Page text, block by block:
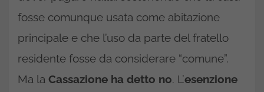
fosse comunque usata come abitazione
principale e che l’uso da parte del fratello
residente fosse da considerare “comune”.
Ma la Cassazione ha detto no. L’esenzione